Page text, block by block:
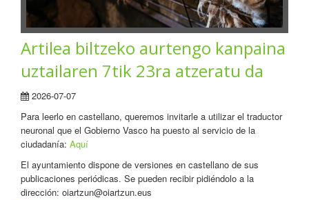
Artilea biltzeko aurtengo kanpaina
uztailaren 7tik 23ra atzeratu da
2026-07-07
Para leerlo en castellano, queremos invitarle a utilizar el traductor
neuronal que el Gobierno Vasco ha puesto al servicio de la
ciudadanía: Aquí
El ayuntamiento dispone de versiones en castellano de sus
publicaciones periódicas. Se pueden recibir pidiéndolo a la
dirección: oiartzun@oiartzun.eus